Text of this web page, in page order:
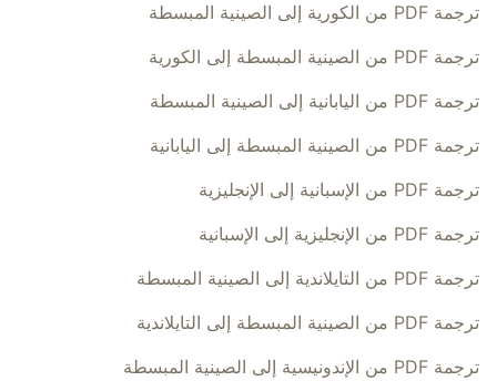
ترجمة PDF من الكورية إلى الصينية المبسطة
ترجمة PDF من الصينية المبسطة إلى الكورية
ترجمة PDF من اليابانية إلى الصينية المبسطة
ترجمة PDF من الصينية المبسطة إلى اليابانية
ترجمة PDF من الإسبانية إلى الإنجليزية
ترجمة PDF من الإنجليزية إلى الإسبانية
ترجمة PDF من التايلاندية إلى الصينية المبسطة
ترجمة PDF من الصينية المبسطة إلى التايلاندية
ترجمة PDF من الإندونيسية إلى الصينية المبسطة